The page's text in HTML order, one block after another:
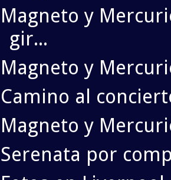
Magneto y
gir...
Magneto y
Camino al
Magneto y
Serenata por